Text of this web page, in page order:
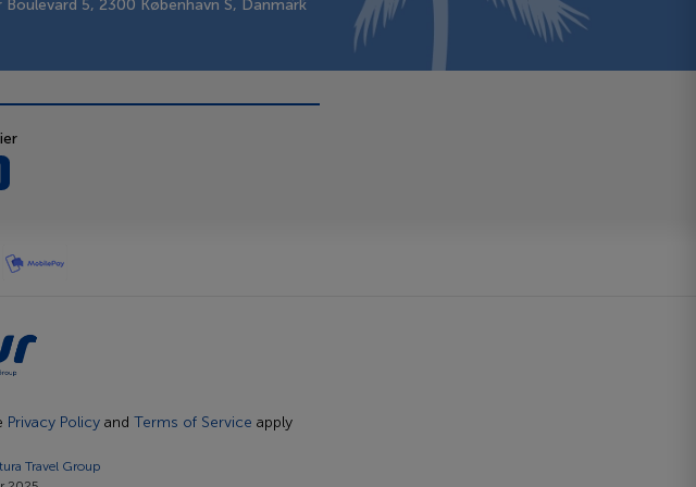
5, 2300 København S, Danmark
Privacy Policy and Terms of Service apply
Travel Group